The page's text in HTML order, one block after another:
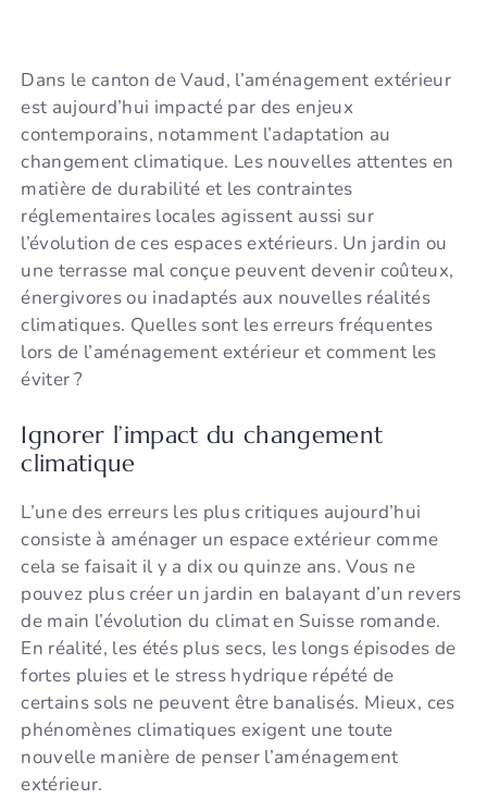
Dans le canton de Vaud, l’aménagement extérieur
est aujourd’hui impacté par des enjeux
contemporains, notamment l’adaptation au
changement climatique. Les nouvelles attentes en
matière de durabilité et les contraintes
réglementaires locales agissent aussi sur
l’évolution de ces espaces extérieurs. Un jardin ou
une terrasse mal conçue peuvent devenir coûteux,
énergivores ou inadaptés aux nouvelles réalités
climatiques. Quelles sont les erreurs fréquentes
lors de l’aménagement extérieur et comment les
éviter ?
Ignorer l’impact du changement
climatique
L’une des erreurs les plus critiques aujourd’hui
consiste à aménager un espace extérieur comme
cela se faisait il y a dix ou quinze ans. Vous ne
pouvez plus créer un jardin en balayant d’un revers
de main l’évolution du climat en Suisse romande.
En réalité, les étés plus secs, les longs épisodes de
fortes pluies et le stress hydrique répété de
certains sols ne peuvent être banalisés. Mieux, ces
phénomènes climatiques exigent une toute
nouvelle manière de penser l’aménagement
extérieur.